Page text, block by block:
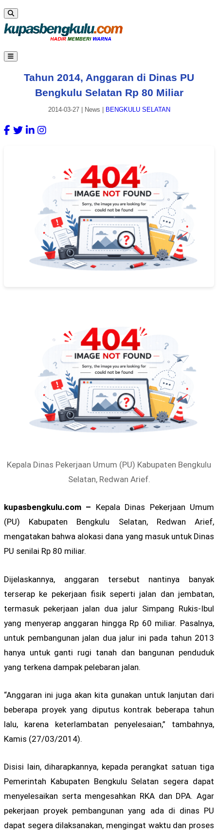
Tahun 2014, Anggaran di Dinas PU
Bengkulu Selatan Rp 80 Miliar
2014-03-27| News BENGKULU SELATAN
Kepala Dinas Pekerjaan Umum (PU) Kabupaten Bengkulu
Selatan, Redwan Arief.
kupasbengkulu.com – Kepala Dinas Pekerjaan Umum
(PU) Kabupaten Bengkulu Selatan, Redwan Arief,
mengatakan bahwa alokasi dana yang masuk untuk Dinas
PU senilai Rp 80 miliar.
Dijelaskannya, anggaran tersebut nantinya banyak
terserap ke pekerjaan fisik seperti jalan dan jembatan,
termasuk pekerjaan jalan dua jalur Simpang Rukis-Ibul
yang menyerap anggaran hingga Rp 60 miliar. Pasalnya,
untuk pembangunan jalan dua jalur ini pada tahun 2013
hanya untuk ganti rugi tanah dan bangunan penduduk
yang terkena dampak pelebaran jalan.
“Anggaran ini juga akan kita gunakan untuk lanjutan dari
beberapa proyek yang diputus kontrak beberapa tahun
lalu, karena keterlambatan penyelesaian,” tambahnya,
Kamis (27/03/2014).
Disisi lain, diharapkannya, kepada perangkat satuan tiga
Pemerintah Kabupaten Bengkulu Selatan segera dapat
menyelesaikan serta mengesahkan RKA dan DPA. Agar
pekerjaan proyek pembangunan yang ada di dinas PU
dapat segera dilaksanakan, mengingat waktu dan proses